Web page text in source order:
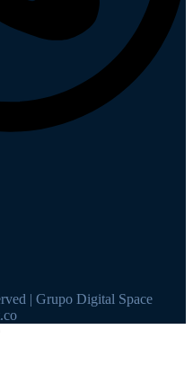
| Grupo Digital Space